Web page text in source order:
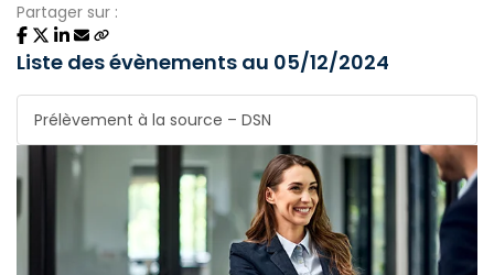
Partager sur :
Liste des évènements au 05/12/2024
Prélèvement à la source – DSN